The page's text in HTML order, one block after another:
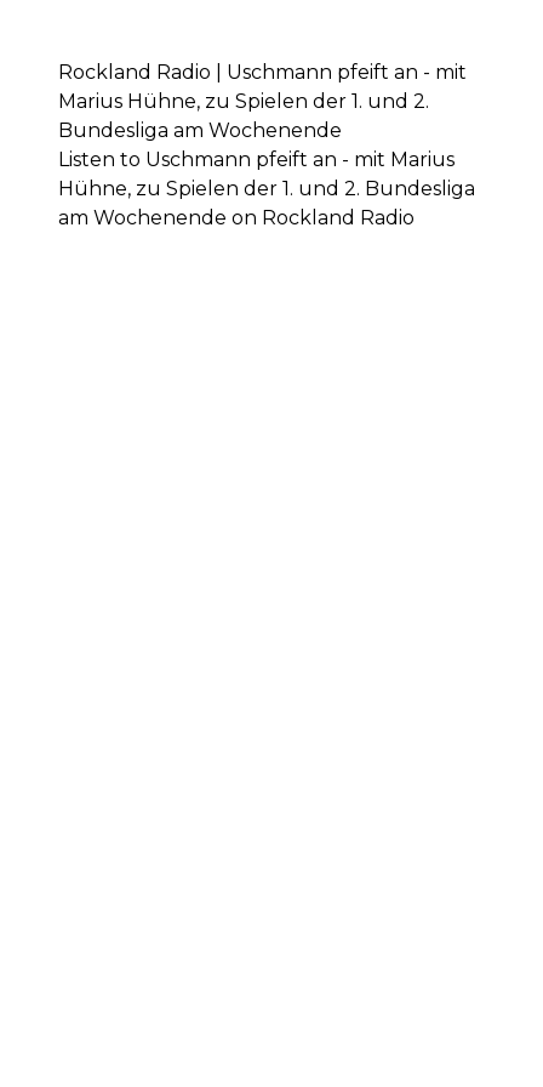
Rockland Radio | Uschmann pfeift an - mit
Marius Hühne, zu Spielen der 1. und 2.
Bundesliga am Wochenende
Listen to Uschmann pfeift an - mit Marius
Hühne, zu Spielen der 1. und 2. Bundesliga
am Wochenende on Rockland Radio